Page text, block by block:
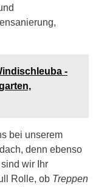
-
bei unserem
denn ebenso
wir Ihr
Rolle, ob Treppen